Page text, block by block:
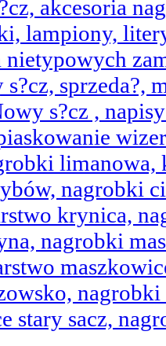
akcesoria
lampiony,
sprzeda?,
s?cz ,
nagrobki
krynica,
nagrobki
stary sacz,